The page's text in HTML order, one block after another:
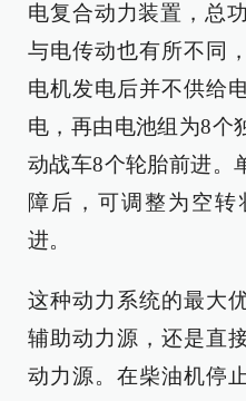
电复合动力装置，总
与电传动也有所不同
电机发电后并不供给
电，再由电池组为8个
动战车8个轮胎前进。
障后，可调整为空
进。
这种动力系统的最大
辅助动力源，还是直
动力源。在柴油机停